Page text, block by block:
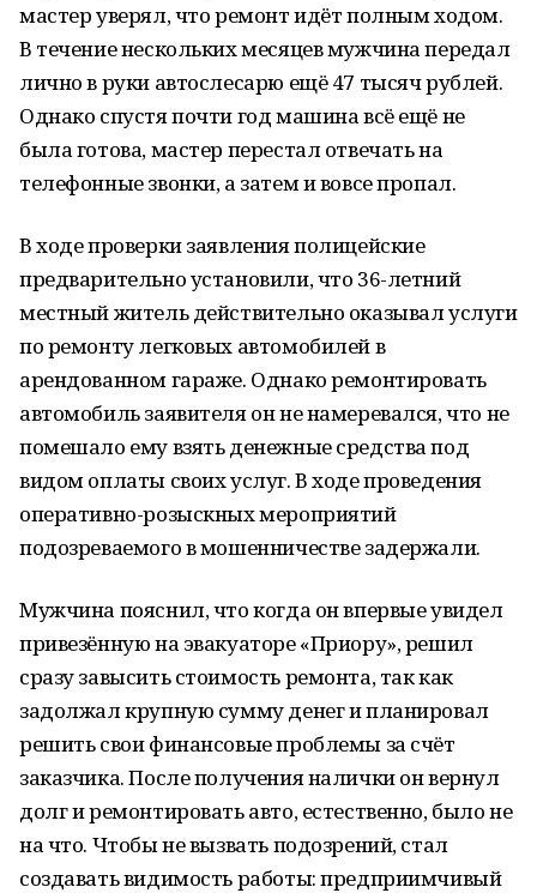
мастер уверял, что ремонт идёт полным ходом.
В течение нескольких месяцев мужчина передал
лично в руки автослесарю ещё 47 тысяч рублей.
Однако спустя почти год машина всё ещё не
была готова, мастер перестал отвечать на
телефонные звонки, а затем и вовсе пропал.
В ходе проверки заявления полицейские
предварительно установили, что 36-летний
местный житель действительно оказывал услуги
по ремонту легковых автомобилей в
арендованном гараже. Однако ремонтировать
автомобиль заявителя он не намеревался, что не
помешало ему взять денежные средства под
видом оплаты своих услуг. В ходе проведения
оперативно-розыскных мероприятий
подозреваемого в мошенничестве задержали.
Мужчина пояснил, что когда он впервые увидел
привезённую на эвакуаторе «Приору», решил
сразу завысить стоимость ремонта, так как
задолжал крупную сумму денег и планировал
решить свои финансовые проблемы за счёт
заказчика. После получения налички он вернул
долг и ремонтировать авто, естественно, было не
на что. Чтобы не вызвать подозрений, стал
создавать видимость работы: предприимчивый